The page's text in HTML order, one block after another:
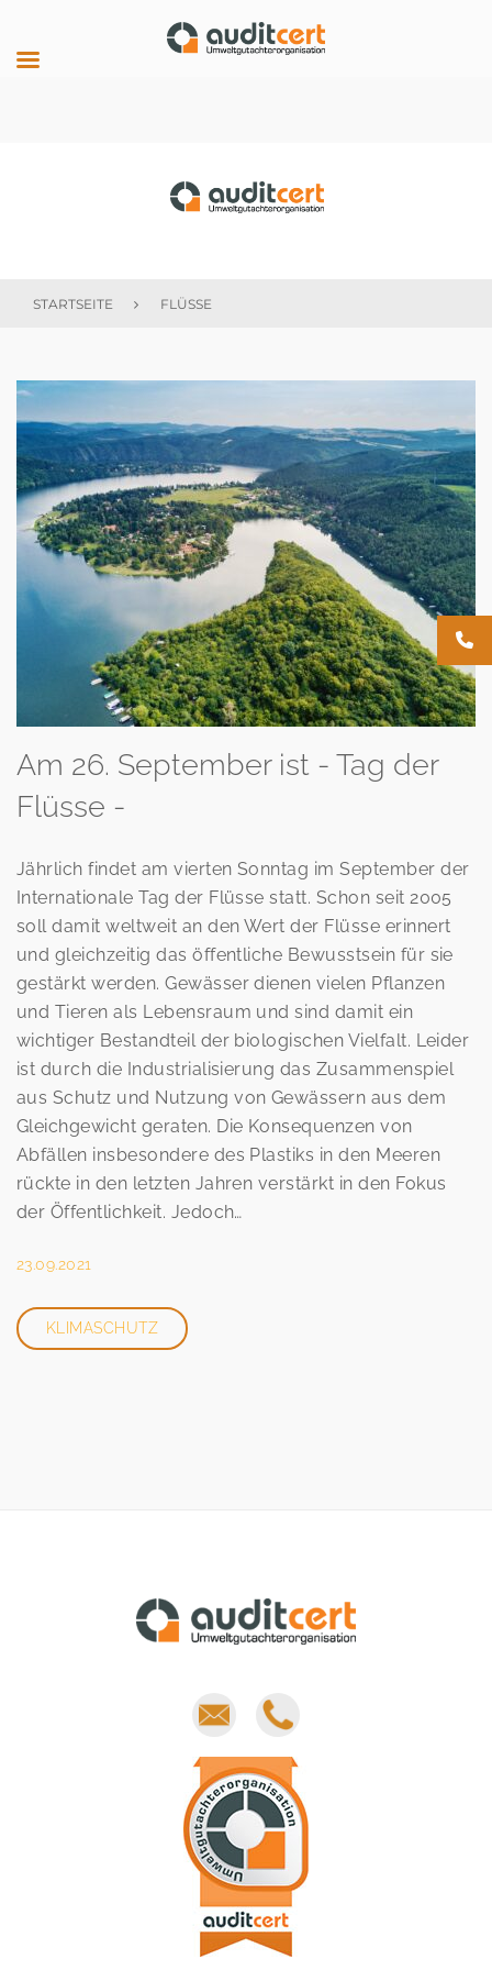
auditcert
STARTSEITE FLÜSSE
Schlagwort:
flüsse
Am 26. September ist - Tag der
Flüsse -
Jährlich findet am vierten Sonntag im September der
Internationale Tag der Flüsse statt. Schon seit 2005
soll damit weltweit an den Wert der Flüsse erinnert
und gleichzeitig das öffentliche Bewusstsein für sie
gestärkt werden. Gewässer dienen vielen Pflanzen
und Tieren als Lebensraum und sind damit ein
wichtiger Bestandteil der biologischen Vielfalt. Leider
ist durch die Industrialisierung das Zusammenspiel
aus Schutz und Nutzung von Gewässern aus dem
Gleichgewicht geraten. Die Konsequenzen von
Abfällen insbesondere des Plastiks in den Meeren
rückte in den letzten Jahren verstärkt in den Fokus
der Öffentlichkeit. Jedoch…
23.09.2021
KLIMASCHUTZ
E-
mail